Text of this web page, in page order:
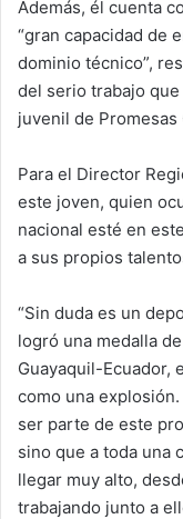
Además, él cuenta
“gran capacidad de
dominio técnico”,
del serio trabajo
juvenil de
Para el Director
este joven, quien
nacional esté en
a sus propios
“Sin duda es un
logró una medalla
Guayaquil-Ecuador,
como una
ser parte de este
sino que a toda una
llegar muy alto,
trabajando junto a